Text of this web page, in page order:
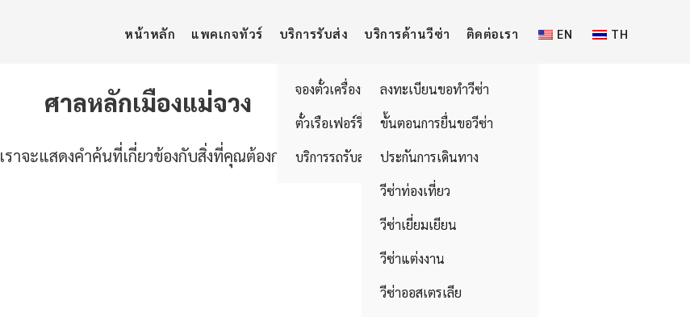
หน้าหลัก แพคเกจทัวร์ บริการรับส่ง
จองตั๋วเครื่องบิน
ตั๋วเรือเฟอร์รี่
บริการรถรับส่ง
บริการด้านวีซ่า
ลงทะเบียนขอทำวีซ่า
ขั้นตอนการยื่นขอวีซ่า
ประกันการเดินทาง
วีซ่าท่องเที่ยว
วีซ่าเยี่ยมเยียน
วีซ่าแต่งงาน
วีซ่าออสเตรเลีย
ติดต่อเรา EN TH
ศาลหลักเมืองแม่จวง
เราจะแสดงคำค้นที่เกี่ยวข้องกับสิ่งที่คุณต้องการ